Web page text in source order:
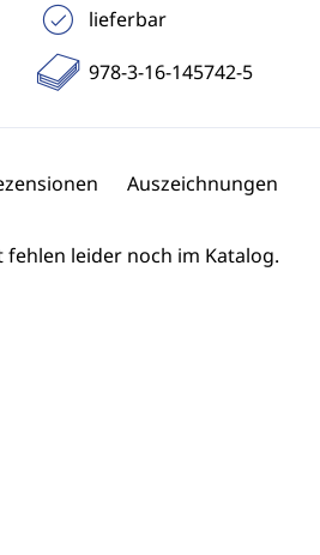
lieferbar
978-3-16-145742-5
Auszeichnungen
leider noch im Katalog.